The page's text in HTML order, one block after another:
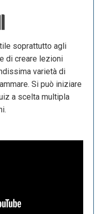
soprattutto agli
di creare lezioni
varietà di
Si può iniziare
a scelta multipla